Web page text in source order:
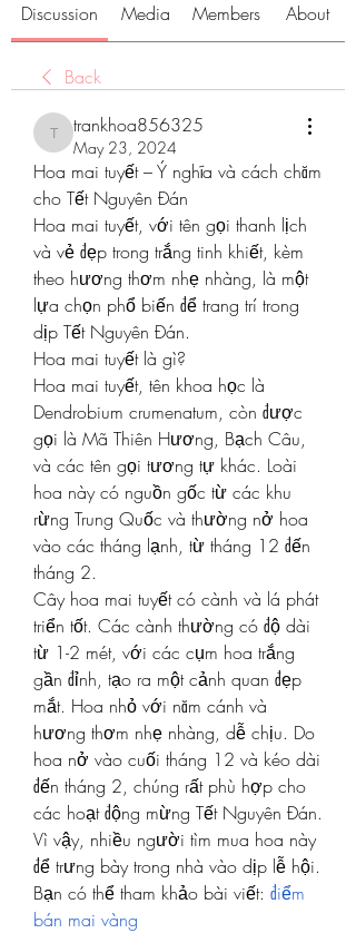
Discussion Media Members About
Back
trankhoa856325
trankhoa856325
May 23, 2024
Hoa mai tuyết – Ý nghĩa và cách chăm
cho Tết Nguyên Đán
Hoa mai tuyết, với tên gọi thanh lịch
và vẻ đẹp trong trắng tinh khiết, kèm
theo hương thơm nhẹ nhàng, là một
lựa chọn phổ biến để trang trí trong
dịp Tết Nguyên Đán.
Hoa mai tuyết là gì?
Hoa mai tuyết, tên khoa học là
Dendrobium crumenatum, còn được
gọi là Mã Thiên Hương, Bạch Câu,
và các tên gọi tương tự khác. Loài
hoa này có nguồn gốc từ các khu
rừng Trung Quốc và thường nở hoa
vào các tháng lạnh, từ tháng 12 đến
tháng 2.
Cây hoa mai tuyết có cành và lá phát
triển tốt. Các cành thường có độ dài
từ 1-2 mét, với các cụm hoa trắng
gần đỉnh, tạo ra một cảnh quan đẹp
mắt. Hoa nhỏ với năm cánh và
hương thơm nhẹ nhàng, dễ chịu. Do
hoa nở vào cuối tháng 12 và kéo dài
đến tháng 2, chúng rất phù hợp cho
các hoạt động mừng Tết Nguyên Đán.
Vì vậy, nhiều người tìm mua hoa này
để trưng bày trong nhà vào dịp lễ hội.
Bạn có thể tham khảo bài viết: điểm
bán mai vàng